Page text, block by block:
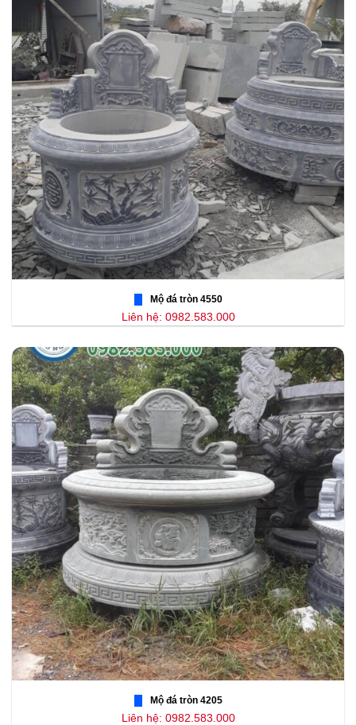
Mộ đá tròn 4550
Liên hệ: 0982.583.000
Mộ đá tròn 4205
Liên hệ: 0982.583.000